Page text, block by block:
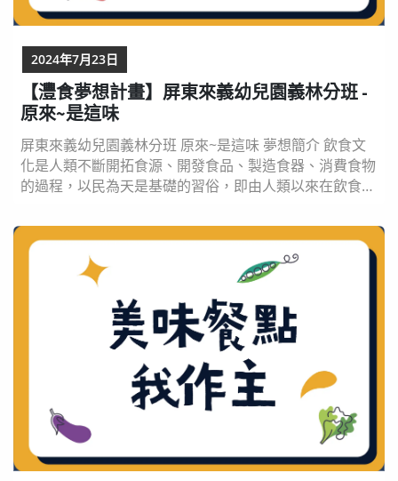
【灃食夢想計畫】屏東來義幼兒園義林分班 -
原來~是這味
屏東來義幼兒園義林分班 原來~是這味 夢想簡介 飲食文
化是人類不斷開拓食源、開發食品、製造食器、消費食物
的過程，以民為天是基礎的習俗，即由人類以來在飲食活
認為「到達一個文化的核心的最佳途徑之一，就是通過它
的肚子」！ 飲食往往包含各種禮俗和文化，除此以外，
在不同文化中，還有節慶所食用的食物及吉祥語，也都屬
於飲食文化中的重要一環。 排灣族飲食的傳統菜色...
2024年7月23日